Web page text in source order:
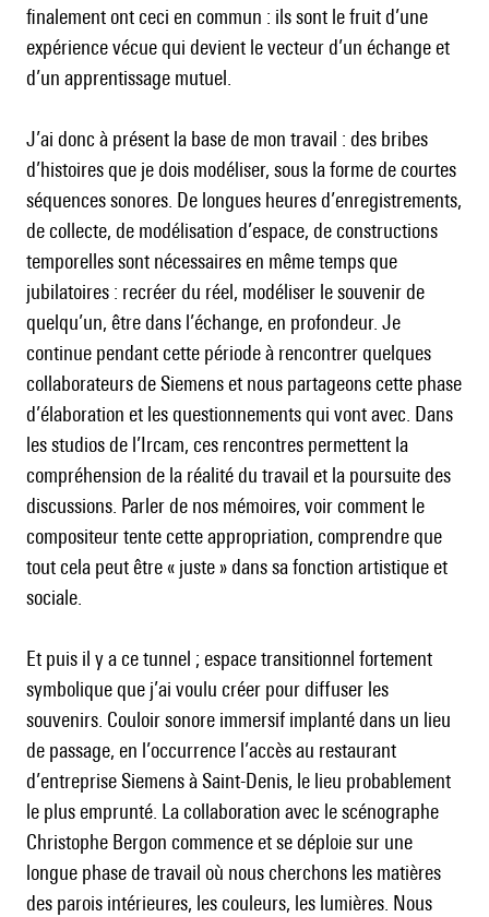
finalement ont ceci en commun : ils sont le fruit d’une
expérience vécue qui devient le vecteur d’un échange et
d’un apprentissage mutuel.
J’ai donc à présent la base de mon travail : des bribes
d’histoires que je dois modéliser, sous la forme de courtes
séquences sonores. De longues heures d’enregistrements,
de collecte, de modélisation d’espace, de constructions
temporelles sont nécessaires en même temps que
jubilatoires : recréer du réel, modéliser le souvenir de
quelqu’un, être dans l’échange, en profondeur. Je
continue pendant cette période à rencontrer quelques
collaborateurs de Siemens et nous partageons cette phase
d’élaboration et les questionnements qui vont avec. Dans
les studios de l’Ircam, ces rencontres permettent la
compréhension de la réalité du travail et la poursuite des
discussions. Parler de nos mémoires, voir comment le
compositeur tente cette appropriation, comprendre que
tout cela peut être « juste » dans sa fonction artistique et
sociale.
Et puis il y a ce tunnel ; espace transitionnel fortement
symbolique que j’ai voulu créer pour diffuser les
souvenirs. Couloir sonore immersif implanté dans un lieu
de passage, en l’occurrence l’accès au restaurant
d’entreprise Siemens à Saint-Denis, le lieu probablement
le plus emprunté. La collaboration avec le scénographe
Christophe Bergon commence et se déploie sur une
longue phase de travail où nous cherchons les matières
des parois intérieures, les couleurs, les lumières. Nous